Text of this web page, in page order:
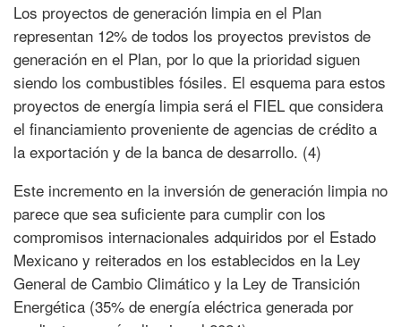
Los proyectos de generación limpia en el Plan
representan 12% de todos los proyectos previstos de
generación en el Plan, por lo que la prioridad siguen
siendo los combustibles fósiles. El esquema para estos
proyectos de energía limpia será el FIEL que considera
el financiamiento proveniente de agencias de crédito a
la exportación y de la banca de desarrollo. (4)
Este incremento en la inversión de generación limpia no
parece que sea suficiente para cumplir con los
compromisos internacionales adquiridos por el Estado
Mexicano y reiterados en los establecidos en la Ley
General de Cambio Climático y la Ley de Transición
Energética (35% de energía eléctrica generada por